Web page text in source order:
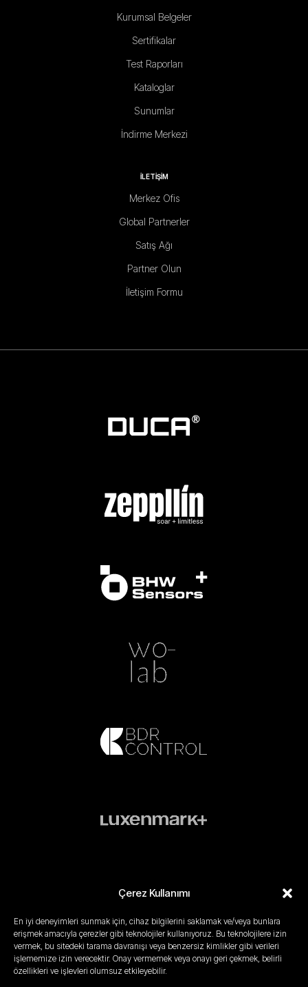
Çerez Kullanımı
En iyi deneyimleri sunmak için, cihaz bilgilerini saklamak ve/veya bunlara
erişmek amacıyla çerezler gibi teknolojiler kullanıyoruz. Bu teknolojilere izin
vermek, bu sitedeki tarama davranışı veya benzersiz kimlikler gibi verileri
işlememize izin verecektir. Onay vermemek veya onayı geri çekmek, belirli
özellikleri ve işlevleri olumsuz etkileyebilir.
Kurumsal Belgeler
Sertifikalar
Test Raporları
Kataloglar
Sunumlar
İndirme Merkezi
İLETİŞİM
Merkez Ofis
Global Partnerler
Satış Ağı
Partner Olun
İletişim Formu
Gizlilik PolitikasıYasal UyarıKullanım KoşullarıÇerez Politikası